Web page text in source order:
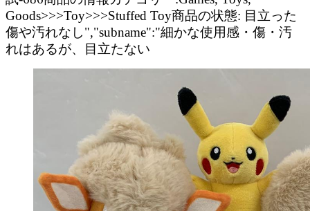
Goods>>>Toy>>>Stuffed Toy商品の状態: 目立った
傷や汚れなし","subname":"細かな使用感・傷・汚
れはあるが、目立たない